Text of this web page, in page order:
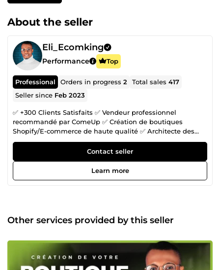
About the seller
Eli_Ecomking
Performance Top
Professional Orders in progress2 Total sales417
Seller since Feb 2023
✅ +300 Clients Satisfaits ✅ Vendeur professionnel
recommandé par ComeUp ✅ Création de boutiques
Shopify/E-commerce de haute qualité ✅ Architecte des
tunnels de ventes système.io ✅ Optimisation complète
pour augmenter vos conversions 👋 Je m’appelle Élias,
expert webdesign et fondateur de Ecom_king. Avec plus
de 5 ans d’expérience dans la création de boutiques e-
commerce sur mesure, je propose un service complet pour
e-commerce. Ensemble, nous créons des boutiques
Shopify et des tunnels de ventes non seulement belles,
vos ventes. Nos atouts : ➡️ Conception et développement
Shopify sur mesure : chaque boutique est unique, faite
pour refléter votre marque et répondre à vos besoins
Contact seller
Learn more
Other services provided by this seller